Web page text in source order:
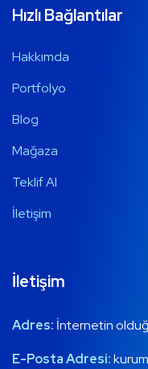
Hızlı Bağlantılar
Hakkımda
Portfolyo
Blog
Mağaza
Teklif Al
İletişim
İletişim
Adres: İnternetin
E-Posta Adresi: